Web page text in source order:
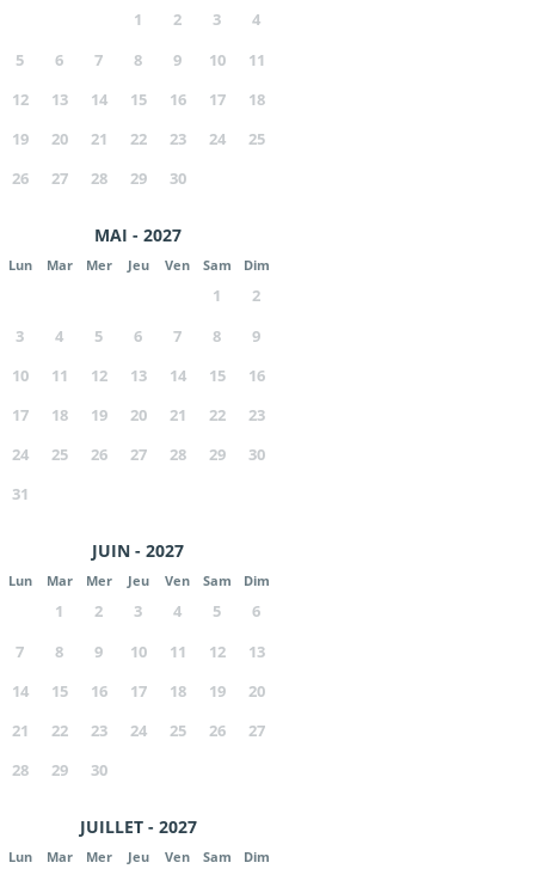
1 2 3
4
5
6 7 8 9 10
11
12
13 14 15 16 17
18
19
20 21 22 23 24
25
26
27 28 29 30
MAI - 2027
Lun Mar Mer Jeu Ven Sam Dim
1
2
3
4 5 6 7 8
9
10
11 12 13 14 15
16
17
18 19 20 21 22
23
24
25 26 27 28 29
30
31
JUIN - 2027
Lun Mar Mer Jeu Ven Sam Dim
1 2 3 4 5
6
7
8 9 10 11 12
13
14
15 16 17 18 19
20
21
22 23 24 25 26
27
28
29 30
JUILLET - 2027
Lun Mar Mer Jeu Ven Sam Dim